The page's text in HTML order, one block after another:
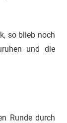
so blieb noch
und die
Runde durch